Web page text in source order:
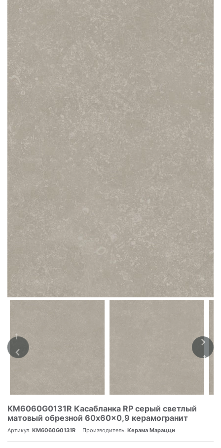
KM6060G0131R Касабланка RP серый светлый
матовый обрезной 60x60x0,9 керамогранит
Артикул: KM6060G0131R Производитель: Керама Марацци